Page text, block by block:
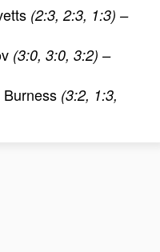
(2:3, 2:3, 1:3) –
(3:0, 3:0, 3:2) –
(3:2, 1:3,